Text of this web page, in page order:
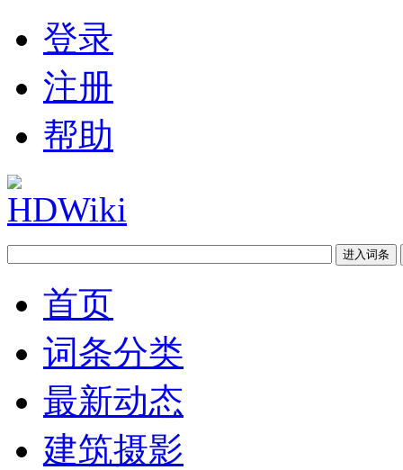
登录
注册
帮助
首页
词条分类
最新动态
建筑摄影